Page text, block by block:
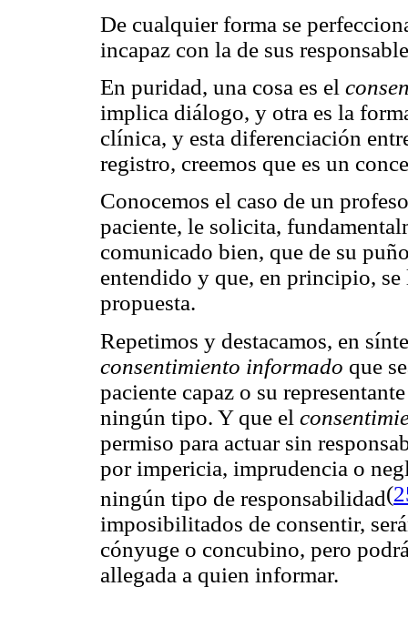
De cualquier forma se
incapaz con la de sus
En puridad, una cosa es el
implica diálogo, y otra es la
clínica, y esta diferenciación
registro, creemos que es un
Conocemos el caso de un
paciente, le solicita,
comunicado bien, que de su
entendido y que, en principio,
propuesta.
Repetimos y destacamos, en
consentimiento informado que
paciente capaz o su
ningún tipo. Y que el
permiso para actuar sin
por impericia, imprudencia o
ningún tipo de responsabilidad(
imposibilitados de consentir,
cónyuge o concubino, pero
allegada a quien informar.